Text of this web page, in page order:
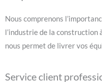
Nous comprenons
l’industrie de la
nous permet de livrer vos
Service client